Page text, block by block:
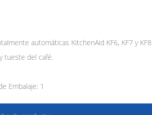
automáticas KitchenAid KF6, KF7 y KF8.
tueste del café.
Embalaje: 1